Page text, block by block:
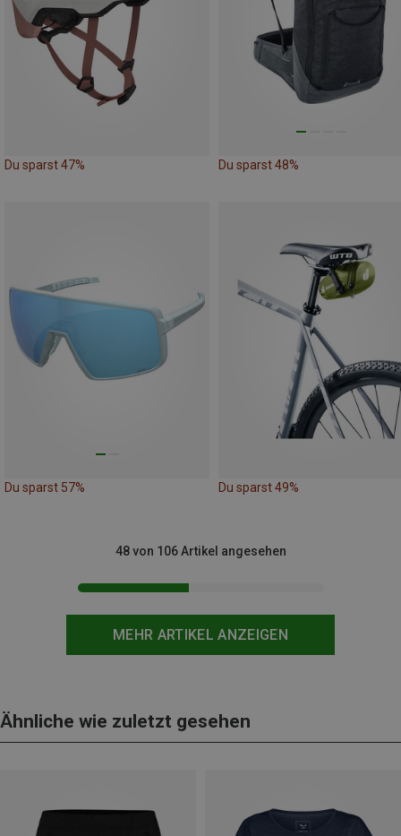
Du sparst 47% Du sparst 48%
Du sparst 57% Du sparst 49%
MEHR ARTIKEL ANZEIGEN
48 von 106 Artikel angesehen
Ähnliche wie zuletzt gesehen